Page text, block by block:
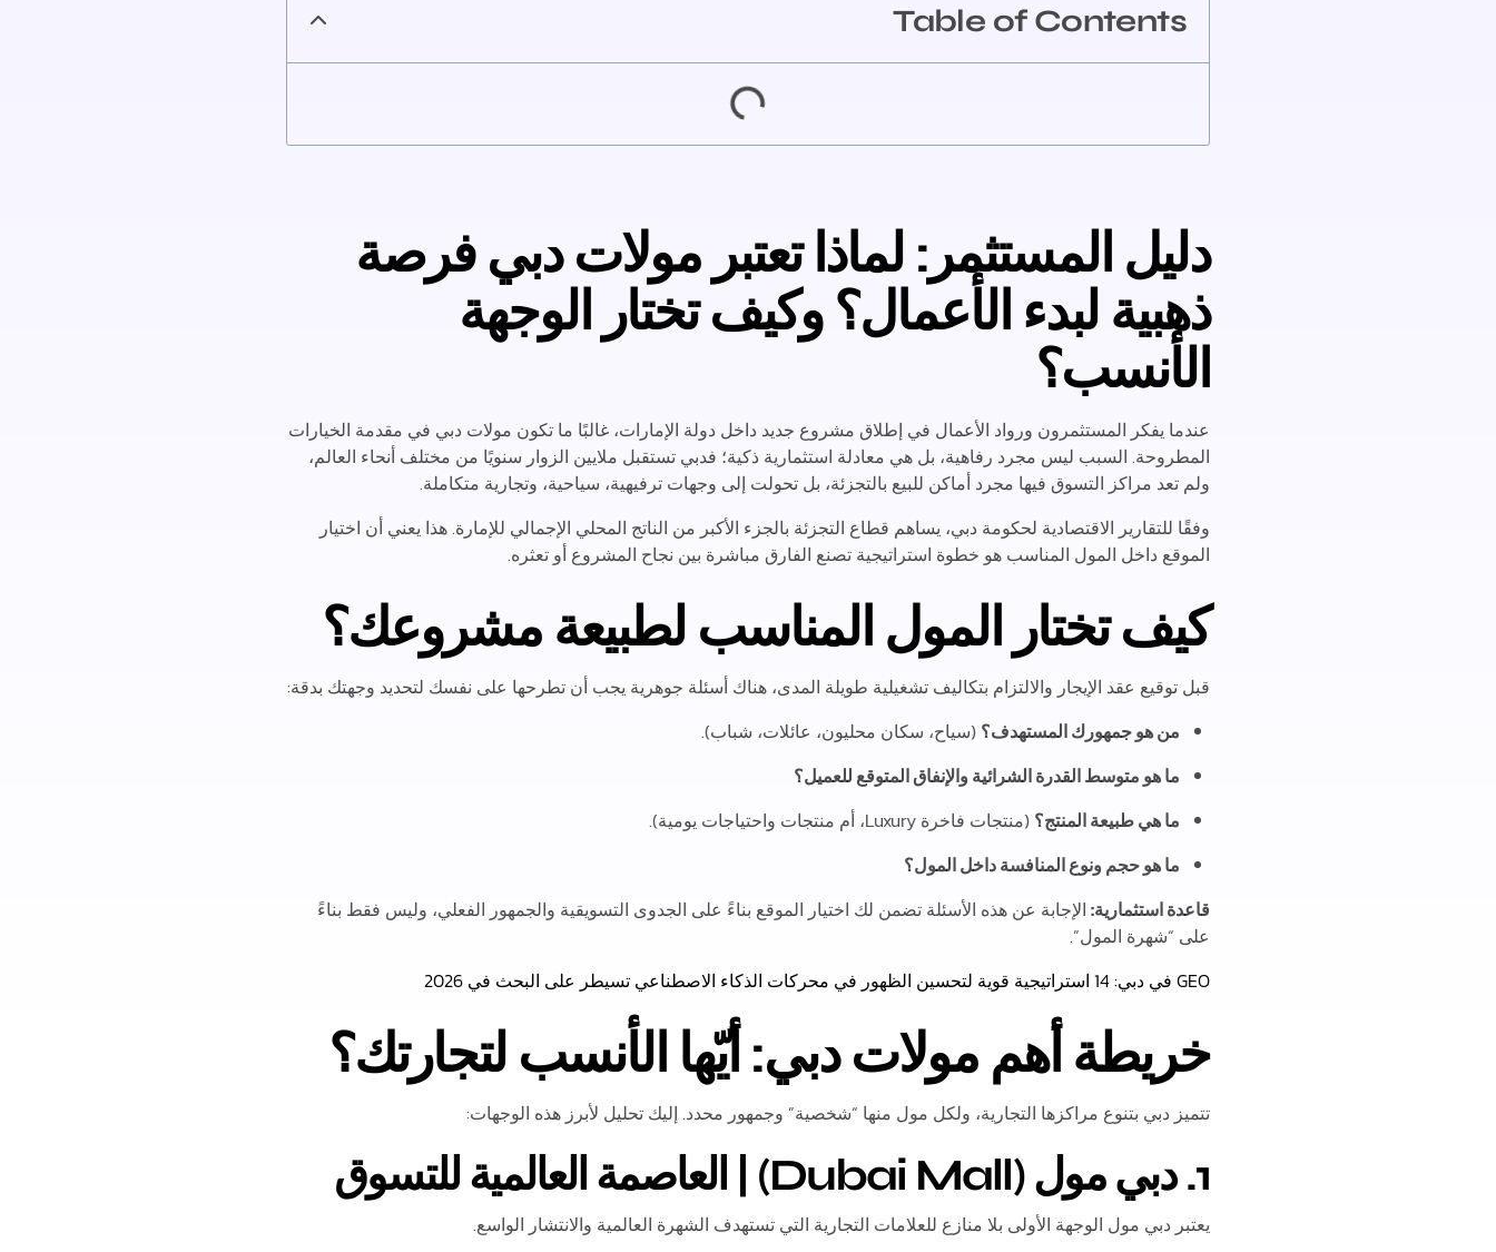
Table of Contents
دليل المستثمر: لماذا تعتبر مولات دبي فرصة
ذهبية لبدء الأعمال؟ وكيف تختار الوجهة
الأنسب؟
عندما يفكر المستثمرون ورواد الأعمال في إطلاق مشروع جديد داخل دولة الإمارات، غالبًا ما تكون مولات دبي في مقدمة الخيارات
المطروحة. السبب ليس مجرد رفاهية، بل هي معادلة استثمارية ذكية؛ فدبي تستقبل ملايين الزوار سنويًا من مختلف أنحاء العالم،
ولم تعد مراكز التسوق فيها مجرد أماكن للبيع بالتجزئة، بل تحولت إلى وجهات ترفيهية، سياحية، وتجارية متكاملة.
وفقًا للتقارير الاقتصادية لحكومة دبي، يساهم قطاع التجزئة بالجزء الأكبر من الناتج المحلي الإجمالي للإمارة. هذا يعني أن اختيار
الموقع داخل المول المناسب هو خطوة استراتيجية تصنع الفارق مباشرة بين نجاح المشروع أو تعثره.
كيف تختار المول المناسب لطبيعة مشروعك؟
قبل توقيع عقد الإيجار والالتزام بتكاليف تشغيلية طويلة المدى، هناك أسئلة جوهرية يجب أن تطرحها على نفسك لتحديد وجهتك بدقة:
من هو جمهورك المستهدف؟ (سياح، سكان محليون، عائلات، شباب).
ما هو متوسط القدرة الشرائية والإنفاق المتوقع للعميل؟
ما هي طبيعة المنتج؟ (منتجات فاخرة Luxury، أم منتجات واحتياجات يومية).
ما هو حجم ونوع المنافسة داخل المول؟
قاعدة استثمارية: الإجابة عن هذه الأسئلة تضمن لك اختيار الموقع بناءً على الجدوى التسويقية والجمهور الفعلي، وليس فقط بناءً
على “شهرة المول”.
GEO في دبي: 14 استراتيجية قوية لتحسين الظهور في محركات الذكاء الاصطناعي تسيطر على البحث في 2026
خريطة أهم مولات دبي: أيّها الأنسب لتجارتك؟
تتميز دبي بتنوع مراكزها التجارية، ولكل مول منها “شخصية” وجمهور محدد. إليك تحليل لأبرز هذه الوجهات:
1. دبي مول (Dubai Mall) | العاصمة العالمية للتسوق
يعتبر دبي مول الوجهة الأولى بلا منازع للعلامات التجارية التي تستهدف الشهرة العالمية والانتشار الواسع.